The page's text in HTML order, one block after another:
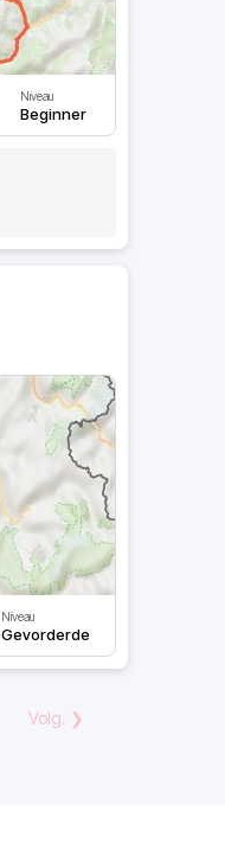
Niveau
Beginner
Niveau
Gevorderde
Volg. ❯